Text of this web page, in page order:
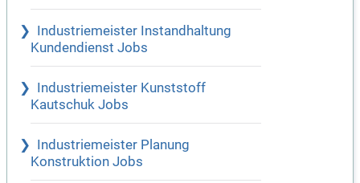
Industriemeister Instandhaltung
Kundendienst Jobs
Industriemeister Kunststoff
Kautschuk Jobs
Industriemeister Planung
Konstruktion Jobs